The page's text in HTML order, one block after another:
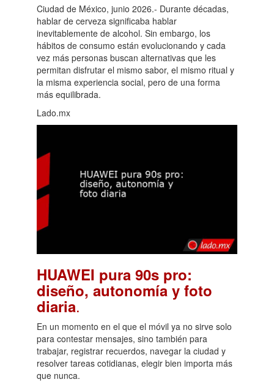
Ciudad de México, junio 2026.- Durante décadas,
hablar de cerveza significaba hablar
inevitablemente de alcohol. Sin embargo, los
hábitos de consumo están evolucionando y cada
vez más personas buscan alternativas que les
permitan disfrutar el mismo sabor, el mismo ritual y
la misma experiencia social, pero de una forma
más equilibrada.
Lado.mx
HUAWEI pura 90s pro:
diseño, autonomía y foto
diaria.
En un momento en el que el móvil ya no sirve solo
para contestar mensajes, sino también para
trabajar, registrar recuerdos, navegar la ciudad y
resolver tareas cotidianas, elegir bien importa más
que nunca.